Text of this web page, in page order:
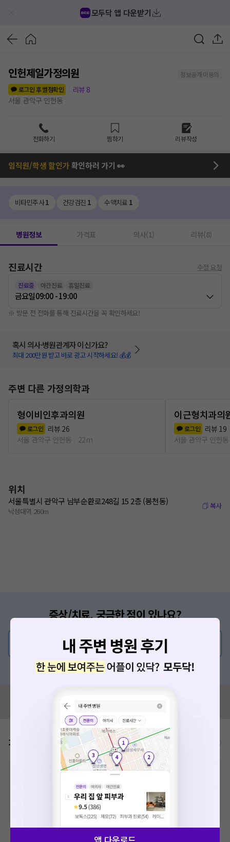
모두닥 앱 다운받기
인헌제일가정의원
정보공개 미동의
로그인 후 별점확인
리뷰 8
서울 관악구 인헌동
전화하기 찜하기 리뷰작성
임직원/학생 할인가확인하러 가기 👀
비타민주사1 건강검진 1 수액치료 1
병원정보 가격표 의사(1) 리뷰(8)
진료시간 수정 요청
진료중 야간진료 휴일진료
금요일09:00 - 19:00
※ 방문 전 전화를 통해 진료시간을 꼭 확인하세요!
혹시 의사·병원관계자 이신가요?
최대 200만원 받고 바로 광고 시작하세요! 💰💰
주변 다른 가정의학과
형이비인후과의원
로그인 리뷰 26
서울 관악구 인헌동
22m
이근형치과의
로그인 리뷰 19
서울 관악구 인헌동
위치
서울특별시 관악구 남부순환로248길 15 2층 (봉천동)
낙성대역 260m
복사
증상/치료, 궁금한 점이 있나요?
💬 무엇이든 물어보세요
혹은, 의료상담 서비스에 다양한 게시글 보러가기
모두닥 팀에 알려주세요!
가격표 비급여/급여 진료란?
비급여 항목의 경우,추가비용 등으로 실제 가격과 상이할 수 있으니, 정확
한 가격은 해당 의료기관에 직접 문의해주세요.
건강보험심사평가원
격입니다. (진료와 연관된 복합적인 비용이 추가되어, 병원마다 금액이 다르게
산정될 수 있는 점 참고 바랍니다.)
VAT 포함
앱 다운로드